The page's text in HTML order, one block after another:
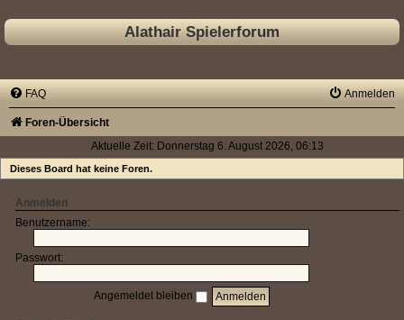
Alathair Spielerforum
FAQ Anmelden
Foren-Übersicht
Aktuelle Zeit: Donnerstag 6. August 2026, 06:13
Dieses Board hat keine Foren.
Anmelden
Benutzername:
Passwort:
Angemeldet bleiben